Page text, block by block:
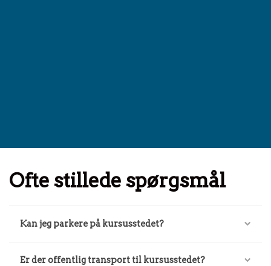
Ofte stillede spørgsmål
Kan jeg parkere på kursusstedet?
Er der offentlig transport til kursusstedet?